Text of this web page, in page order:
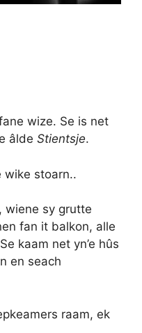
wize. Se is net
âldeStientsje.
wike stoarn..
wiene sy grutte
fan it balkon, alle
kaam net yn’e hûs
en seach
raam, ek